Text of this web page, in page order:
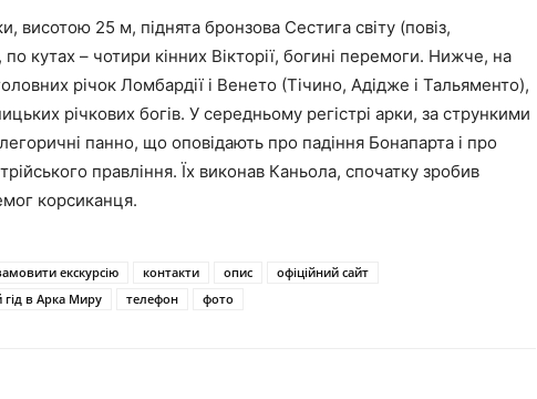
висотою 25 м, піднята бронзова Сестига світу (повіз,
кутах – чотири кінних Вікторії, богині перемоги. Нижче, на
річок Ломбардії і Венето (Тічино, Адідже і Тальяменто),
річкових богів. У середньому регістрі арки, за стрункими
панно, що оповідають про падіння Бонапарта і про
правління. Їх виконав Каньола, спочатку зробив
корсиканця.
екскурсію контакти опис
офіційний сайт
гід в Арка Миру телефон фото